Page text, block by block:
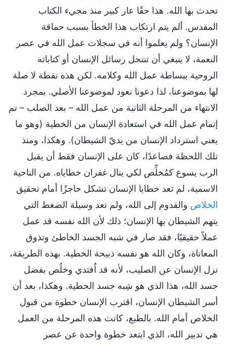
تحدث بها الله. هذا حقًا عار كبير منذ مجيء الكتاب
المقدس. ألم يتم ارتكاب هذا الخطأ بسبب حماقة
الإنسان؟ ولم يعلموا أنه في سجلات عمل الله في عصر
النعمة، لا ينبغي أن تنتحل رسائل الإنسان أو كتاباته
الروحية ببساطة عمل الله وكلامه. لكن هذه نقطة لا صلة
لها بموضوعنا، لذا دعونا نعود لموضوعنا الأصلي. بمجرد
الانتهاء من المرحلة الثانية من عمل الله – بعد الصلب – تم
إتمام عمل الله في استعادة الإنسان من الخطية (وهو ما
يعني استرداد الإنسان من يديّ الشيطان). وهكذا، ومنذ
تلك اللحظة فصاعدًا، كان على الإنسان فقط أن يقبل
الرب يسوع كمُخلِّص لكي ينال غفران خطاياه. من الناحية
الاسمية، لم تعد خطايا الإنسان تشكل حاجزًا أمام تحقيق
الخلاص والقدوم إلى الله، ولم تعد وسيلة الضغط التي
يتهم الشيطان بها الإنسان؛ ذلك لأن الله نفسه قد عمل
عملاً حقيقيًا، فقد صار في شبه الجسد الخاطئ وتذوق
المعاناة، وكان الله هو نفسه ذبيحة الخطية. بهذه الطريقة،
نزل الإنسان عن الصليب، لأنه قد اُفتدي وخلُص بفضل
جسد الله، هذا الذي هو شِبه جسد الخطية. وهكذا، بعد أن
أسر الشيطان الإنسان، اقترب الإنسان خطوة من قبول
الخلاص أمام الله. بالطبع، كانت هذه المرحلة من العمل
هي تدبير الله، الذي ابتعد خطوة واحدة عن عصر